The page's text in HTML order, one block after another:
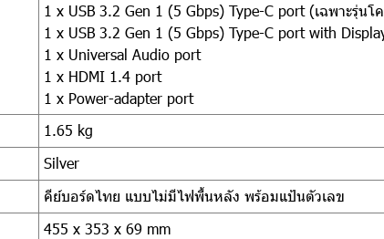
1 x USB 3.2 Gen 1 (5 Gbps) Type-C port (เฉพาะรุ่น
1 x USB 3.2 Gen 1 (5 Gbps) Type-C port with
1 x Universal Audio port
1 x HDMI 1.4 port
1 x Power-adapter port
1.65 kg
Silver
คีย์บอร์ดไทย แบบไม่มีไฟพื้นหลัง พร้อมแป้นตัวเลข
455 x 353 x 69 mm